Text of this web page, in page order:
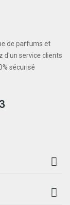
de parfums et
d'un service clients
sécurisé

